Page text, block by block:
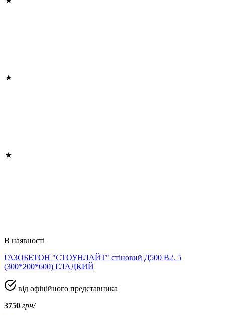
В наявності
ГАЗОБЕТОН "СТОУНЛАЙТ" стіновий Д500 В2. 5
(300*200*600) ГЛАДКИЙ
від офіційного представника
3750 грн/